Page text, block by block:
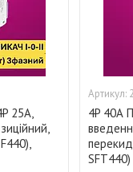
25А,
4P 40А